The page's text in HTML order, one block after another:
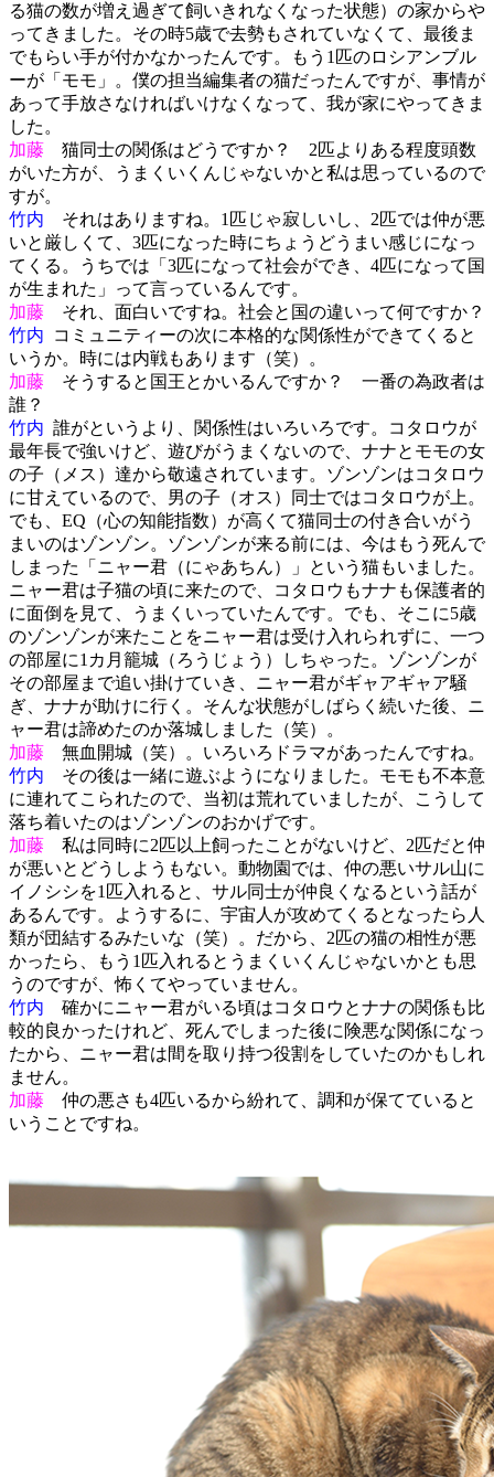
る猫の数が増え過ぎて飼いきれなくなった状態）の家からや
ってきました。その時5歳で去勢もされていなくて、最後ま
でもらい手が付かなかったんです。もう1匹のロシアンブル
ーが「モモ」。僕の担当編集者の猫だったんですが、事情が
あって手放さなければいけなくなって、我が家にやってきま
した。
加藤 猫同士の関係はどうですか？ 2匹よりある程度頭数
がいた方が、うまくいくんじゃないかと私は思っているので
すが。
竹内 それはありますね。1匹じゃ寂しいし、2匹では仲が悪
いと厳しくて、3匹になった時にちょうどうまい感じになっ
てくる。うちでは「3匹になって社会ができ、4匹になって国
が生まれた」って言っているんです。
加藤 それ、面白いですね。社会と国の違いって何ですか？
竹内 コミュニティーの次に本格的な関係性ができてくると
いうか。時には内戦もあります（笑）。
加藤 そうすると国王とかいるんですか？ 一番の為政者は
誰？
竹内 誰がというより、関係性はいろいろです。コタロウが
最年長で強いけど、遊びがうまくないので、ナナとモモの女
の子（メス）達から敬遠されています。ゾンゾンはコタロウ
に甘えているので、男の子（オス）同士ではコタロウが上。
でも、EQ（心の知能指数）が高くて猫同士の付き合いがう
まいのはゾンゾン。ゾンゾンが来る前には、今はもう死んで
しまった「ニャー君（にゃあちん）」という猫もいました。
ニャー君は子猫の頃に来たので、コタロウもナナも保護者的
に面倒を見て、うまくいっていたんです。でも、そこに5歳
のゾンゾンが来たことをニャー君は受け入れられずに、一つ
の部屋に1カ月籠城（ろうじょう）しちゃった。ゾンゾンが
その部屋まで追い掛けていき、ニャー君がギャアギャア騒
ぎ、ナナが助けに行く。そんな状態がしばらく続いた後、ニ
ャー君は諦めたのか落城しました（笑）。
加藤 無血開城（笑）。いろいろドラマがあったんですね。
竹内 その後は一緒に遊ぶようになりました。モモも不本意
に連れてこられたので、当初は荒れていましたが、こうして
落ち着いたのはゾンゾンのおかげです。
加藤 私は同時に2匹以上飼ったことがないけど、2匹だと仲
が悪いとどうしようもない。動物園では、仲の悪いサル山に
イノシシを1匹入れると、サル同士が仲良くなるという話が
あるんです。ようするに、宇宙人が攻めてくるとなったら人
類が団結するみたいな（笑）。だから、2匹の猫の相性が悪
かったら、もう1匹入れるとうまくいくんじゃないかとも思
うのですが、怖くてやっていません。
竹内 確かにニャー君がいる頃はコタロウとナナの関係も比
較的良かったけれど、死んでしまった後に険悪な関係になっ
たから、ニャー君は間を取り持つ役割をしていたのかもしれ
ません。
加藤 仲の悪さも4匹いるから紛れて、調和が保てていると
いうことですね。